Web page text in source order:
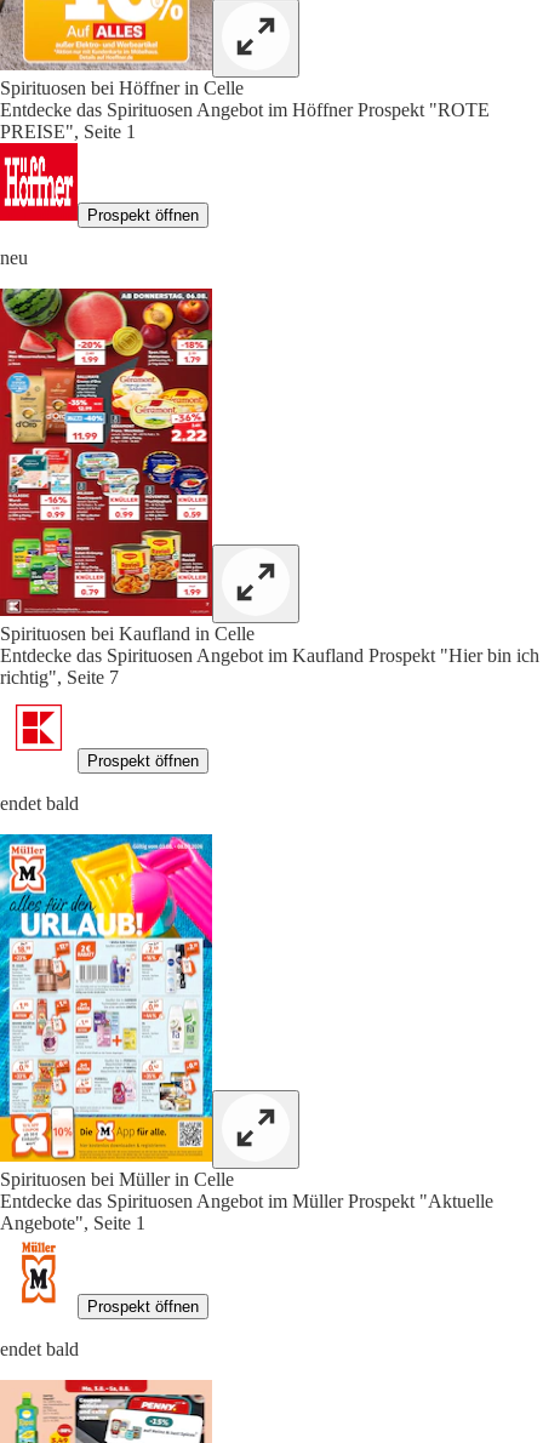
Spirituosen bei Höffner in Celle
Entdecke das Spirituosen Angebot im Höffner Prospekt "ROTE
PREISE", Seite 1
Prospekt öffnen
neu
Spirituosen bei Kaufland in Celle
Entdecke das Spirituosen Angebot im Kaufland Prospekt "Hier bin ich
richtig", Seite 7
Prospekt öffnen
endet bald
Spirituosen bei Müller in Celle
Entdecke das Spirituosen Angebot im Müller Prospekt "Aktuelle
Angebote", Seite 1
Prospekt öffnen
endet bald